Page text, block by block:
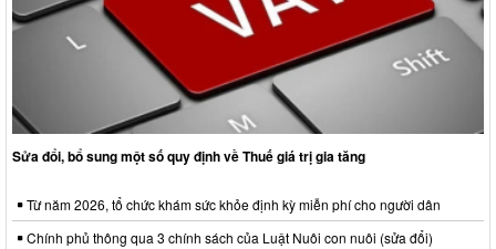
Sửa đổi, bổ sung một số quy định về Thuế giá trị gia tăng
Từ năm 2026, tổ chức khám sức khỏe định kỳ miễn phí cho người dân
Chính phủ thông qua 3 chính sách của Luật Nuôi con nuôi (sửa đổi)